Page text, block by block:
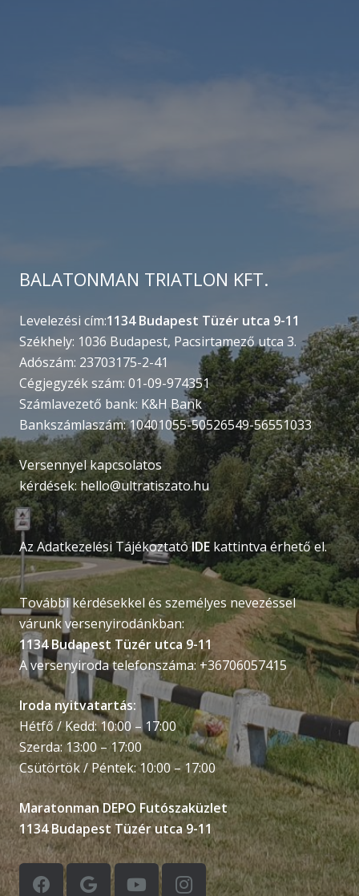
BALATONMAN TRIATLON KFT.
Levelezési cím:1134 Budapest Tüzér utca 9-11
Székhely: 1036 Budapest, Pacsirtamező utca 3.
Adószám: 23703175-2-41
Cégjegyzék szám: 01-09-974351
Számlavezető bank: K&H Bank
Bankszámlaszám: 10401055-50526549-56551033
Versennyel kapcsolatos
kérdések: hello@ultratiszato.hu
Az Adatkezelési Tájékoztató IDE kattintva érhető el.
További kérdésekkel és személyes nevezéssel
várunk versenyirodánkban:
1134 Budapest Tüzér utca 9-11
A versenyiroda telefonszáma: +36706057415
Iroda nyitvatartás:
Hétfő / Kedd: 10:00 – 17:00
Szerda: 13:00 – 17:00
Csütörtök / Péntek: 10:00 – 17:00
Maratonman DEPO Futószaküzlet
1134 Budapest Tüzér utca 9-11